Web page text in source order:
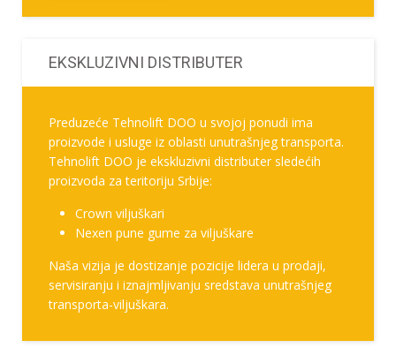
EKSKLUZIVNI DISTRIBUTER
Preduzeće Tehnolift DOO u svojoj ponudi ima
proizvode i usluge iz oblasti unutrašnjeg transporta.
Tehnolift DOO je ekskluzivni distributer sledećih
proizvoda za teritoriju Srbije:
Crown viljuškari
Nexen pune gume za viljuškare
Naša vizija je dostizanje pozicije lidera u prodaji,
servisiranju i iznajmljivanju sredstava unutrašnjeg
transporta-viljuškara.